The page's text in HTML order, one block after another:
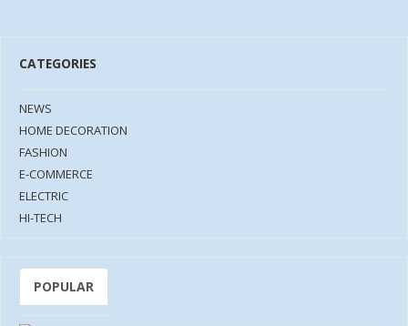
CATEGORIES
NEWS
HOME DECORATION
FASHION
E-COMMERCE
ELECTRIC
HI-TECH
POPULAR